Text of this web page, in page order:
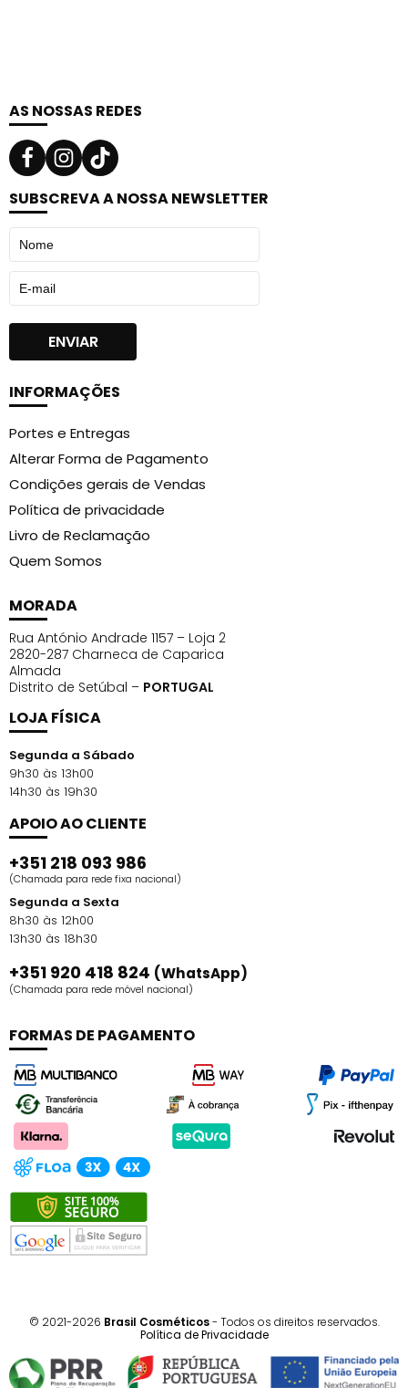
AS NOSSAS REDES
SUBSCREVA A NOSSA NEWSLETTER
INFORMAÇÕES
Portes e Entregas
Alterar Forma de Pagamento
Condições gerais de Vendas
Política de privacidade
Livro de Reclamação
Quem Somos
MORADA
Rua António Andrade 1157 – Loja 2
2820-287 Charneca de Caparica
Almada
Distrito de Setúbal – PORTUGAL
LOJA FÍSICA
Segunda a Sábado
9h30 às 13h00
14h30 às 19h30
APOIO AO CLIENTE
+351 218 093 986
(Chamada para rede fixa nacional)
Segunda a Sexta
8h30 às 12h00
13h30 às 18h30
+351 920 418 824 (WhatsApp)
(Chamada para rede móvel nacional)
FORMAS DE PAGAMENTO
© 2021-2026 Brasil Cosméticos- Todos os direitos reservados.
Política de Privacidade